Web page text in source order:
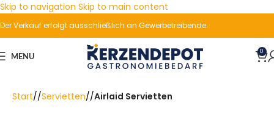
Skip to navigation Skip to main content
Der Verkauf erfolgt ausschließlich an Gewerbetreibende.
MENU 0
Start/ Servietten/ Airlaid Servietten